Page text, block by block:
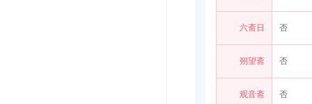
六斋日 否
朔望斋 否
观音斋 否